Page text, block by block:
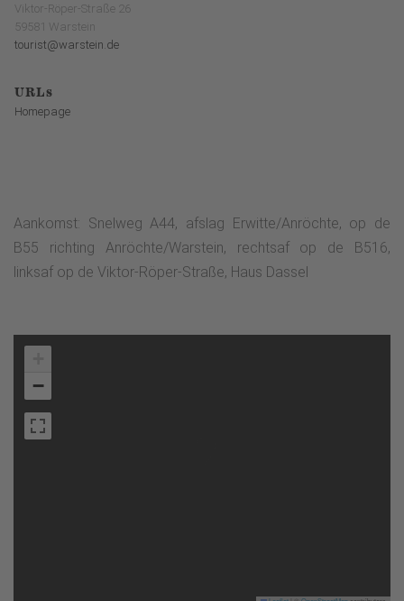
Viktor-Röper-Straße 26
59581 Warstein
tourist@warstein.de
URLs
Homepage
Aankomst: Snelweg A44, afslag Erwitte/Anröchte, op de
B55 richting Anröchte/Warstein, rechtsaf op de B516,
linksaf op de Viktor-Röper-Straße, Haus Dassel
−